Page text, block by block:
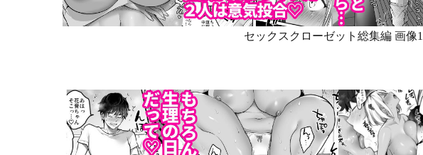
セックスクローゼット総集編 画像1